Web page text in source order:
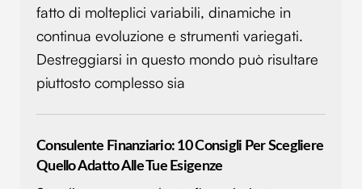
fatto di molteplici variabili, dinamiche in
continua evoluzione e strumenti variegati.
Destreggiarsi in questo mondo può risultare
piuttosto complesso sia
Consulente Finanziario: 10 Consigli Per Scegliere
Quello Adatto Alle Tue Esigenze